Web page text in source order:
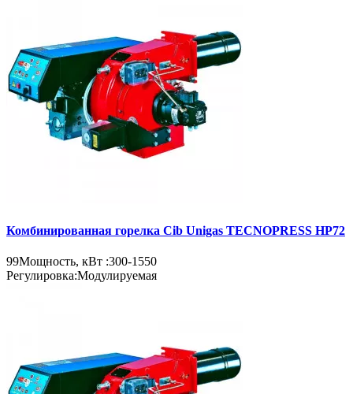
Комбинированная горелка Cib Unigas TECNOPRESS HP72
99Мощность, кВт :300-1550
Регулировка:Модулируемая